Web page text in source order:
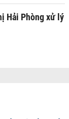
Hải Phòng xử lý